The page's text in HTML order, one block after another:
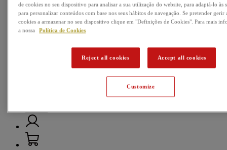
Música
Futebol
de cookies no seu dispositivo para analisar a sua utilização do website, para adaptá-lo às
para personalizar conteúdos com base nos seus hábitos de navegação. Se pretender gerir
cookies a armazenar no seu dispositivo clique em "Definições de Cookies". Para mais
a nossa
Política de Cookies
Reject all cookies Accept all cookies
Customize